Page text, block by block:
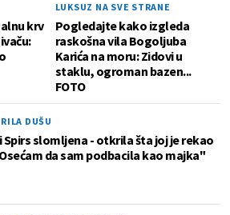
krv
LUKSUZ NA SVE STRANE
Pogledajte kako izgleda
raskošna vila Bogoljuba
Karića na moru: Zidovi u
staklu, ogroman bazen...
FOTO
DUŠU
Spirs slomljena - otkrila šta joj je rekao
da sam podbacila kao majka"